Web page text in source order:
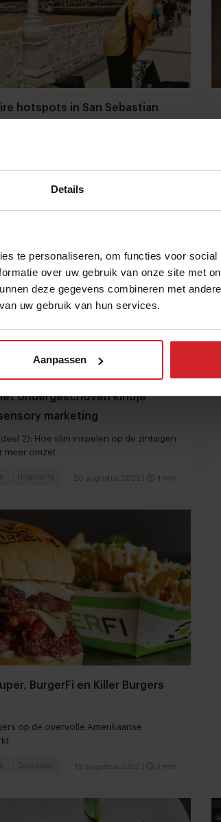
Details
te personaliseren, om functies voor social
over uw gebruik van onze site met
deze gegevens combineren met
uw gebruik van hun services.
Aanpassen
hotspots in San Sebastian
22 augustus 2022
ondergeschoven kindje
marketing
2): Hoe slim inspelen op de zintuigen
meer omzet
20 augustus 2022 4 min
Hospitality
BurgerFi en Killer Burgers
op de overvolle Amerikaanse
19 augustus 2022 3 min
Concepten